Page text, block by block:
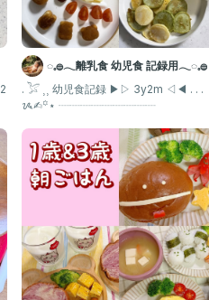
◌𓈒𓐍𓂃離乳食 幼児食 記録用𓂃◌𓈒𓐍
. 𓅯 ⸒⸒ 幼児食記録 ▶︎▷ 3y2m ◁◀︎ . . .
ᝰ✍︎꙳⋆ ┈┈┈┈┈┈┈┈┈